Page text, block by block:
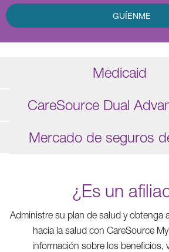
GUÍENME
Medicaid
CareSource Dual
Mercado de seguros
¿Es un
Administre su plan de salud y obtenga
hacia la salud con CareSource
información sobre los beneficios,